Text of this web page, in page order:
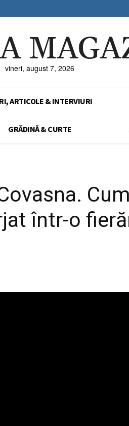
vineri, august 7, 2026
ARTICOLE & INTERVIURI
GRĂDINĂ & CURTE
într-o